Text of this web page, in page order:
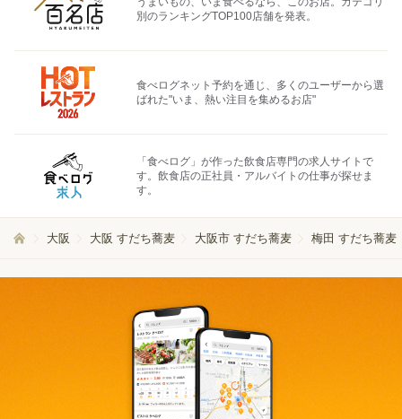
別のランキングTOP100店舗を発表。
食べログネット予約を通じ、多くのユーザーから選
ばれた"いま、熱い注目を集めるお店"
「食べログ」が作った飲食店専門の求人サイトで
す。飲食店の正社員・アルバイトの仕事が探せま
す。
大阪 大阪 すだち蕎麦 大阪市 すだち蕎麦 梅田 すだち蕎麦